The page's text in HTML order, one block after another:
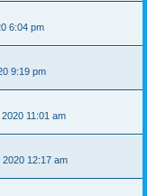
6:04 pm
9:19 pm
11:01 am
12:17 am